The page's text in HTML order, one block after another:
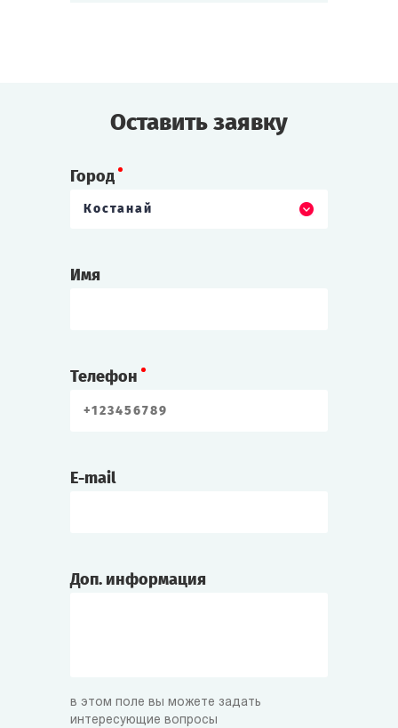
Оставить заявку
Город
Костанай
Имя
Телефон
E-mail
Доп. информация
в этом поле вы можете задать
интересующие вопросы